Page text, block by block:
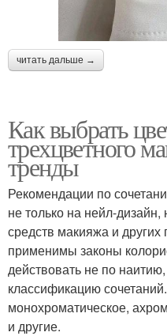
читать дальше →
Как выбрать
трехцветного
тренды
Рекомендации по
не только на нейл-
средств макияжа и
применимы законы
действовать не по
классификацию
монохроматическое,
и другие.